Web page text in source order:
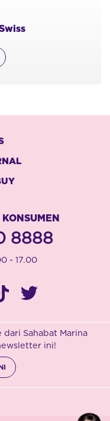
8888
- 17.00
Sahabat Marina
ini!